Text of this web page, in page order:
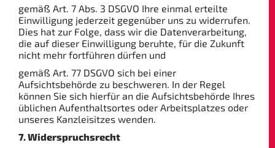
gemäß Art. 7 Abs. 3 DSGVO Ihre einmal erteilte
Einwilligung jederzeit gegenüber uns zu widerrufen.
Dies hat zur Folge, dass wir die Datenverarbeitung,
die auf dieser Einwilligung beruhte, für die Zukunft
nicht mehr fortführen dürfen und
gemäß Art. 77 DSGVO sich bei einer
Aufsichtsbehörde zu beschweren. In der Regel
können Sie sich hierfür an die Aufsichtsbehörde Ihres
üblichen Aufenthaltsortes oder Arbeitsplatzes oder
unseres Kanzleisitzes wenden.
7. Widerspruchsrecht